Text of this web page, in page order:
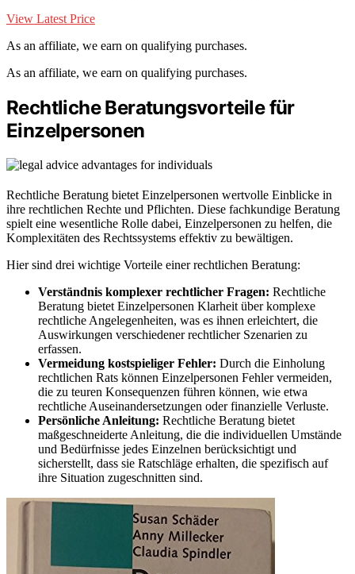
View Latest Price
As an affiliate, we earn on qualifying purchases.
As an affiliate, we earn on qualifying purchases.
Rechtliche Beratungsvorteile für
Einzelpersonen
Rechtliche Beratung bietet Einzelpersonen wertvolle Einblicke in
ihre rechtlichen Rechte und Pflichten. Diese fachkundige Beratung
spielt eine wesentliche Rolle dabei, Einzelpersonen zu helfen, die
Komplexitäten des Rechtssystems effektiv zu bewältigen.
Hier sind drei wichtige Vorteile einer rechtlichen Beratung:
Verständnis komplexer rechtlicher Fragen: Rechtliche
Beratung bietet Einzelpersonen Klarheit über komplexe
rechtliche Angelegenheiten, was es ihnen erleichtert, die
Auswirkungen verschiedener rechtlicher Szenarien zu
erfassen.
Vermeidung kostspieliger Fehler: Durch die Einholung
rechtlichen Rats können Einzelpersonen Fehler vermeiden,
die zu teuren Konsequenzen führen können, wie etwa
rechtliche Auseinandersetzungen oder finanzielle Verluste.
Persönliche Anleitung: Rechtliche Beratung bietet
maßgeschneiderte Anleitung, die die individuellen Umstände
und Bedürfnisse jedes Einzelnen berücksichtigt und
sicherstellt, dass sie Ratschläge erhalten, die spezifisch auf
ihre Situation zugeschnitten sind.